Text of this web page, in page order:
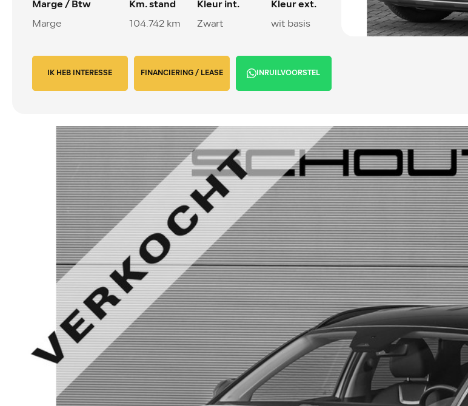
Marge / Btw
Marge
Km. stand
104.742 km
Kleur int.
Zwart
Kleur ext.
wit basis
IK HEB INTERESSE FINANCIERING / LEASE INRUILVOORSTEL